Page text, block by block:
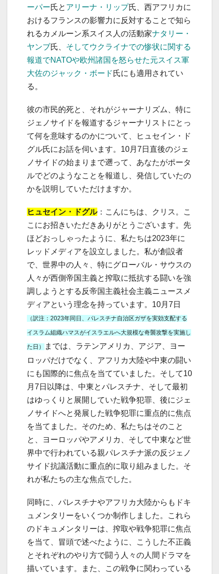
ーパー氏と アリーナ・リップ氏、西アフリカに
おけるフランスの影響力に反対することで知ら
れるカメルーン系スイス人の活動家ナタリー・
ヤンブ氏、 そしてウクライナでの惨状に関する
報道でNATOや欧州諸国を怒らせた元スイス軍
大佐のジャック・ボード 氏にも適用されてい
る。
彼の市民的死と、それがジャーナリズム、特に
ジェノサイドを報道するジャーナリストにとっ
て何を意味するのかについて、ヒュセイン・ド
グル氏にお話を伺います。10月7日直後のジェ
ノサイドの始まりまで遡って、あなたがポータ
ルでどのようなことを報道し、発信していたの
かを説明していただけますか。
ヒュセイン・ドグル：こんにちは、クリス。こ
こにお招きいただきありがとうございます。先
ほどおっしゃったように、私たちは2023年に
レッドメディアを設立しました。私が創設者
で、世界中の人々、特にグローバル・サウスの
人々が西側帝国主義と搾取に抵抗する闘いを強
調しようとする反帝国主義社会主義ニュースメ
ディアという理念を持っています。10月7日
（訳注：2023年同日、パレスチナ自治区ガザを実効支配する
イスラム組織ハマスがイスラエルへ大規模な奇襲攻撃を実施し
た日）
までは、ラテンアメリカ、アジア、ヨー
ロッパだけでなく、アフリカ大陸や中東の闘い
にも国際的に焦点を当てていました。そして10
月7日以降は、中東とパレスチナ、そして最初
はゆっくりと展開していた戦争犯罪、後にジェ
ノサイドへと発展した戦争犯罪に重点的に焦点
を当てました。そのため、私たちはそのこと
と、ヨーロッパやアメリカ、そして中東など世
界中で行われている親パレスチナ派の反ジェノ
サイド抗議活動に重点的に取り組みました。そ
れが私たちの主な焦点でした。
同時に、パレスチナやアフリカ大陸からもドキ
ュメンタリーをいくつか制作しました。これら
のドキュメンタリーは、搾取や戦争犯罪に焦点
を当て、冒頭で述べたように、こうした不正義
とそれぞれのやり方で闘う人々の人間ドラマを
描いています。また、この戦争に関わっている